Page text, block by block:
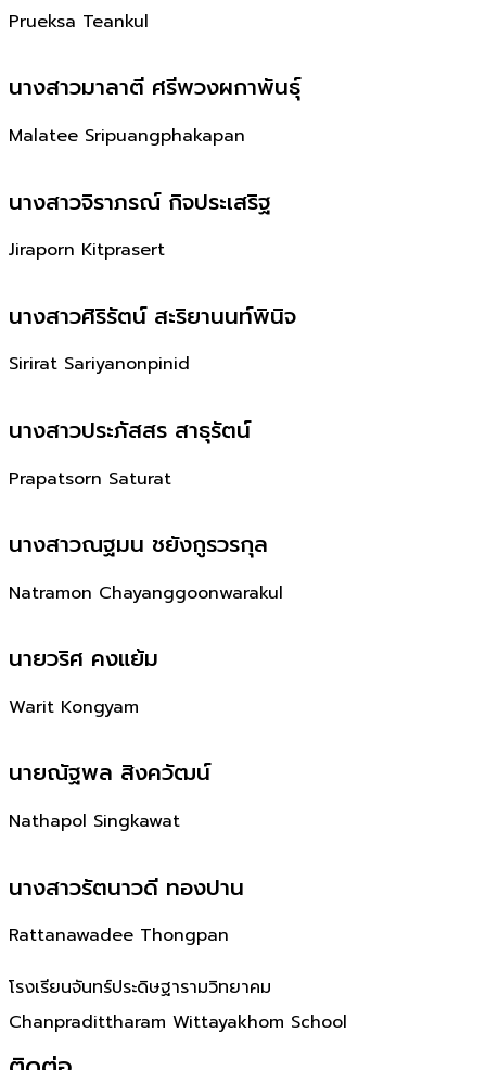
Prueksa Teankul
นางสาวมาลาตี ศรีพวงผกาพันธุ์
Malatee Sripuangphakapan
นางสาวจิราภรณ์ กิจประเสริฐ
Jiraporn Kitprasert
นางสาวศิริรัตน์ สะริยานนท์พินิจ
Sirirat Sariyanonpinid
นางสาวประภัสสร สาธุรัตน์
Prapatsorn Saturat
นางสาวณฐมน ชยังกูรวรกุล
Natramon Chayanggoonwarakul
นายวริศ คงแย้ม
Warit Kongyam
นายณัฐพล สิงควัฒน์
Nathapol Singkawat
นางสาวรัตนาวดี ทองปาน
Rattanawadee Thongpan
โรงเรียนจันทร์ประดิษฐารามวิทยาคม
Chanpradittharam Wittayakhom School